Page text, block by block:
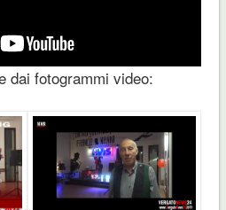
dai fotogrammi video: